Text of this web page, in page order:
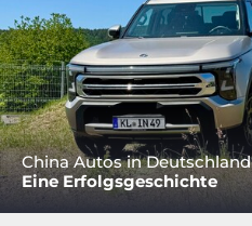
China Autos in Deutschland
Eine Erfolgsgeschichte